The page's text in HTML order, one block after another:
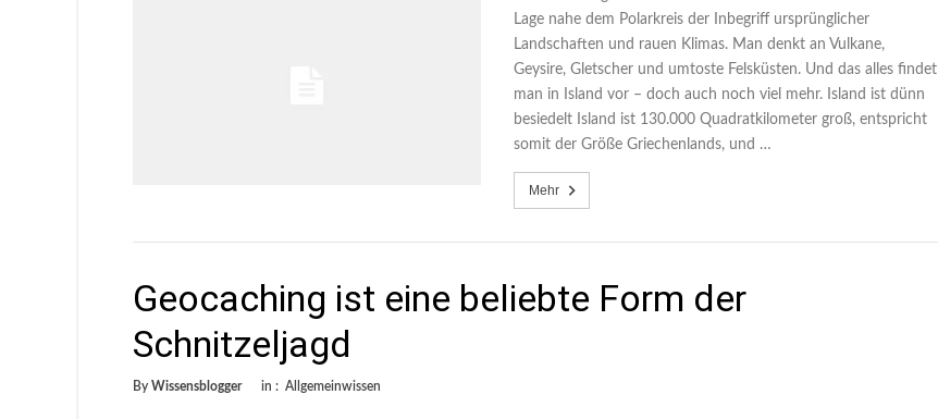
Lage nahe dem Polarkreis der Inbegriff ursprünglicher
Landschaften und rauen Klimas. Man denkt an Vulkane,
Geysire, Gletscher und umtoste Felsküsten. Und das alles findet
man in Island vor – doch auch noch viel mehr. Island ist dünn
besiedelt Island ist 130.000 Quadratkilometer groß, entspricht
somit der Größe Griechenlands, und …
Mehr
Geocaching ist eine beliebte Form der
Schnitzeljagd
By Wissensblogger in : Allgemeinwissen